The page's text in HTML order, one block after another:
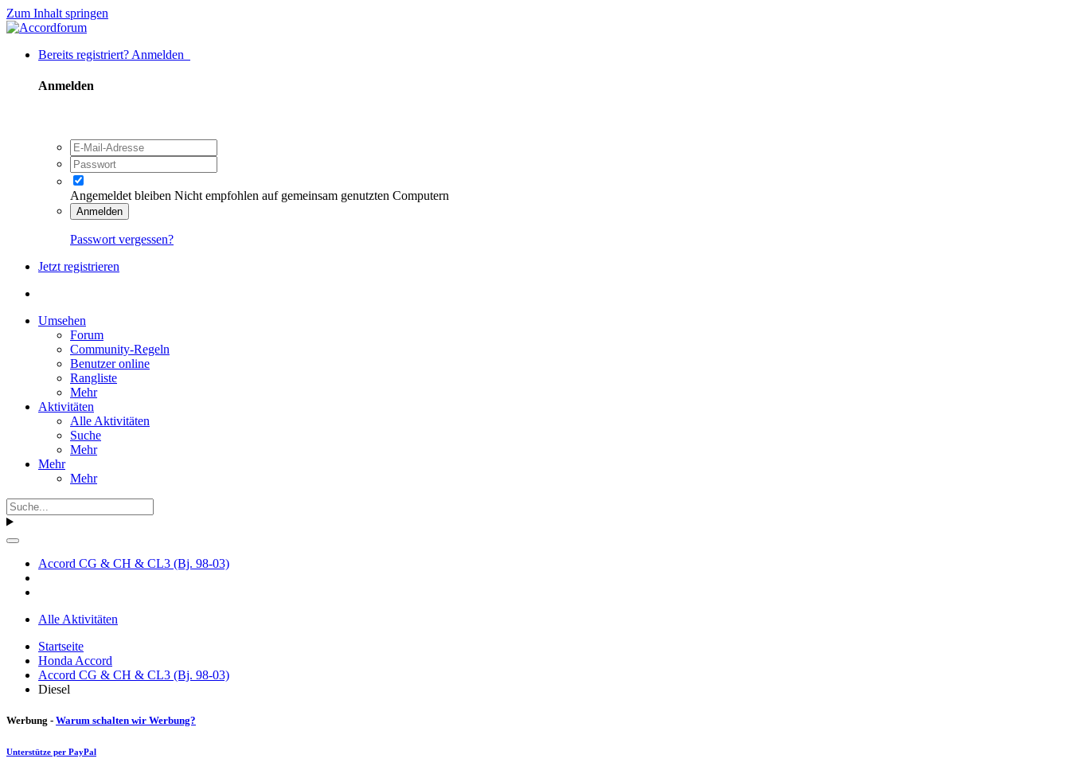
Zum Inhalt springen
Bereits registriert? Anmelden
Anmelden
Angemeldet bleiben Nicht empfohlen auf gemeinsam genutzten Computern
Anmelden
Passwort vergessen?
Jetzt registrieren
Umsehen
Forum
Community-Regeln
Benutzer online
Rangliste
Mehr
Aktivitäten
Alle Aktivitäten
Suche
Mehr
Mehr
Mehr
Accord CG & CH & CL3 (Bj. 98-03)
Alle Aktivitäten
Startseite
Honda Accord
Accord CG & CH & CL3 (Bj. 98-03)
Diesel
Werbung - Warum schalten wir Werbung?
Unterstütze per PayPal